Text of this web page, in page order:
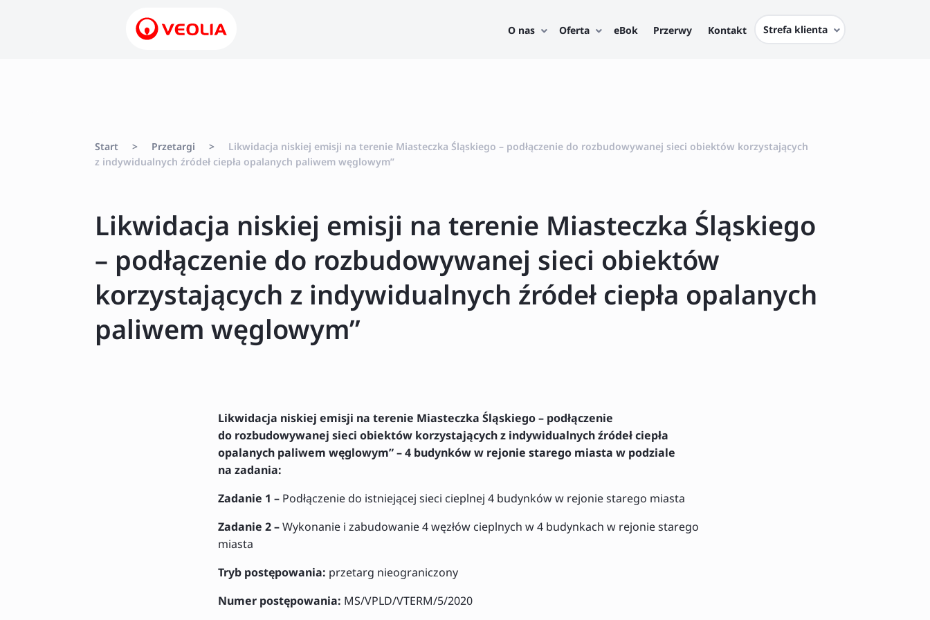
O nas Oferta eBok Przerwy Kontakt Strefa klienta
Start > Przetargi >
Likwidacja niskiej emisji na terenie Miasteczka Śląskiego – podłączenie do rozbudowywanej sieci obiektów korzystających
z indywidualnych źródeł ciepła opalanych paliwem węglowym”
Likwidacja niskiej emisji na terenie Miasteczka Śląskiego
– podłączenie do rozbudowywanej sieci obiektów
korzystających z indywidualnych źródeł ciepła opalanych
paliwem węglowym”
Likwidacja niskiej emisji na terenie Miasteczka Śląskiego – podłączenie
do rozbudowywanej sieci obiektów korzystających z indywidualnych źródeł ciepła
opalanych paliwem węglowym” – 4 budynków w rejonie starego miasta w podziale
na zadania:
Zadanie 1 – Podłączenie do istniejącej sieci cieplnej 4 budynków w rejonie starego miasta
Zadanie 2 –Wykonanie i zabudowanie 4 węzłów cieplnych w 4 budynkach w rejonie starego
miasta
Tryb postępowania: przetarg nieograniczony
Numer postępowania: MS/VPLD/VTERM/5/2020